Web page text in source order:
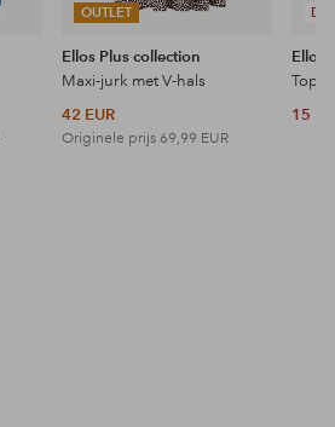
OUTLET
Ellos Plus collection
Maxi-jurk met V-hals
42 EUR
Originele prijs 69,99 EUR
Ellos
Topje
15